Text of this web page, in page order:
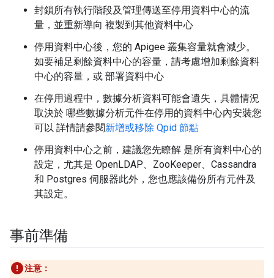
封鎖所有執行階段及管理傳送至停用資料中心的流
量，並重新導向 複製到其他資料中心
停用資料中心後，您的 Apigee 叢集容量就會減少。
如要補足剩餘資料中心的容量，請考慮增加剩餘資料
中心的容量，或 部署資料中心
在停用過程中，數據分析資料可能會遺失，具體情況
取決於 哪些數據分析元件在停用的資料中心內安裝您
可以 詳情請參閱新增或移除 Qpid 節點
停用資料中心之前，建議您先瞭解 是所有資料中心的
設定，尤其是 OpenLDAP、ZooKeeper、Cassandra
和 Postgres 伺服器此外，您也應該備份所有元件及
其設定。
事前準備
注意：